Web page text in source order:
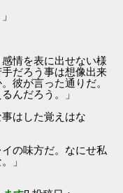
情を表に出せない様
だろう事は想像出来
彼が言った通りだ。
んだろう。」
はした覚えはな
の味方だ。なにせ私
」